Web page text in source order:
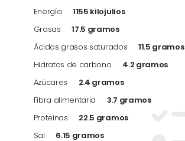
Energía
1155 kilojulios
Grasas
17.5 gramos
Ácidos grasos saturados
11.5 gramos
Hidratos de carbono
4.2 gramos
Azúcares
2.4 gramos
Fibra alimentaria
3.7 gramos
Proteínas
22.5 gramos
Sal
6.15 gramos